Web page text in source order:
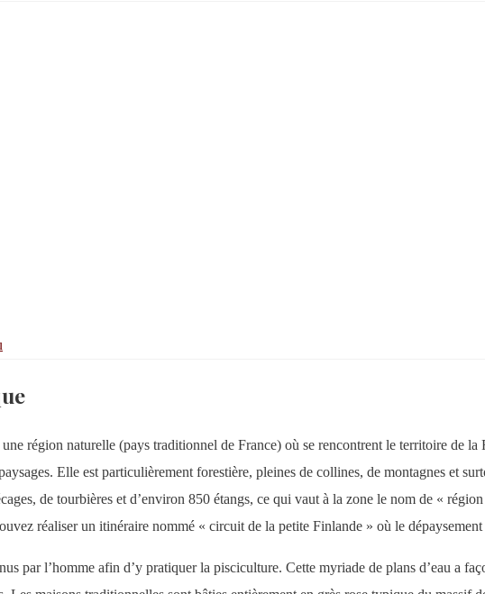
région naturelle (pays traditionnel de France) où se rencontrent le territoire de
Elle est particulièrement forestière, pleines de collines, de montagnes et
de tourbières et d’environ 850 étangs, ce qui vaut à la zone le nom de «
réaliser un itinéraire nommé « circuit de la petite Finlande » où le
par l’homme afin d’y pratiquer la pisciculture. Cette myriade de plans d’eau a